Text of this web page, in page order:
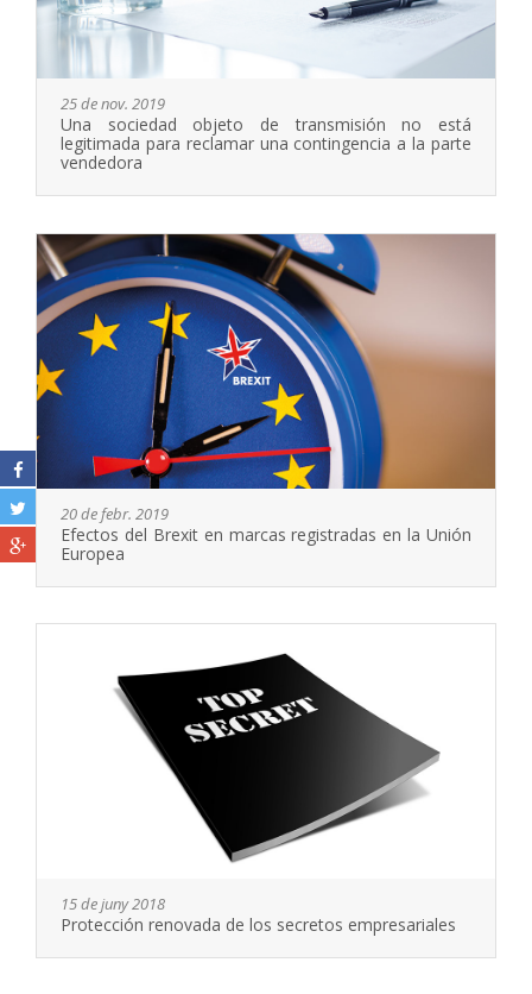
25 de nov. 2019
Una sociedad objeto de transmisión no está
legitimada para reclamar una contingencia a la parte
vendedora
20 de febr. 2019
Efectos del Brexit en marcas registradas en la Unión
Europea
15 de juny 2018
Protección renovada de los secretos empresariales